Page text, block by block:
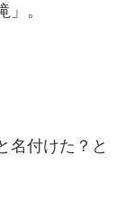
。
名付けた？と